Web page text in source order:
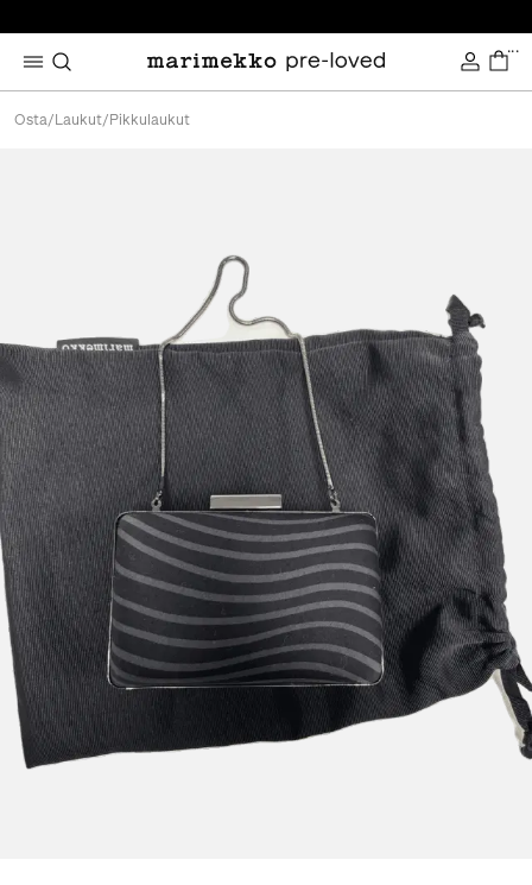
...
Osta/ Laukut/ Pikkulaukut